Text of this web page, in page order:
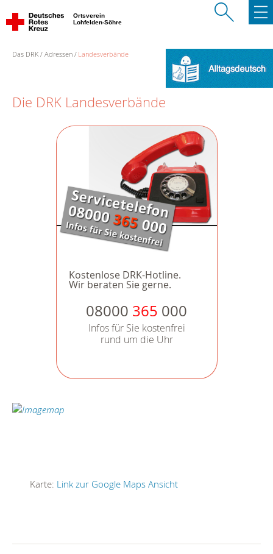
Ortsverein
Lohfelden-Söhre
Das DRK Adressen Landesverbände
Die DRK Landesverbände
Kostenlose DRK-Hotline.
Wir beraten Sie gerne.
08000 365 000
Infos für Sie kostenfrei
rund um die Uhr
Karte: Link zur Google Maps Ansicht